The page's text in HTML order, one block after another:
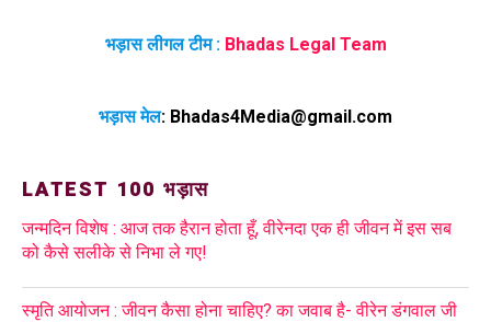
भड़ास लीगल टीम : Bhadas Legal Team
भड़ास मेल: Bhadas4Media@gmail.com
LATEST 100 भड़ास
जन्मदिन विशेष : आज तक हैरान होता हूँ, वीरेनदा एक ही जीवन में इस सब
को कैसे सलीके से निभा ले गए!
स्मृति आयोजन : जीवन कैसा होना चाहिए? का जवाब है- वीरेन डंगवाल जी